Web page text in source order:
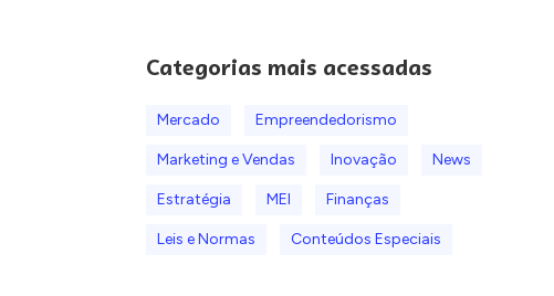
Categorias mais acessadas
Mercado Empreendedorismo
Marketing e Vendas Inovação News
Estratégia MEI Finanças
Leis e Normas Conteúdos Especiais